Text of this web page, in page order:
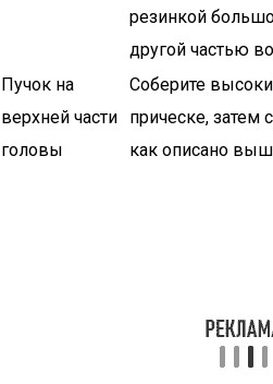
резинкой
другой частью
Пучок на
верхней части
головы
Соберите
прическе, затем
как описано